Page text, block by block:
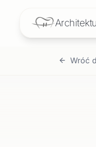
Wróć